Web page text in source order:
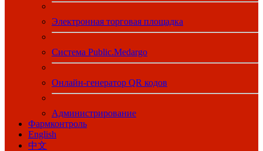
Электронная торговая площадка
Система Public.Medargo
Онлайн-генератор QR кодов
Администрирование
Фармконтроль
English
中文